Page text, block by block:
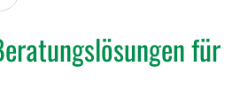
für